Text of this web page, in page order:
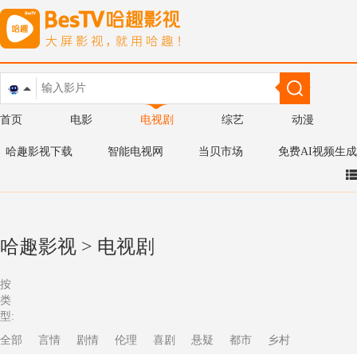
首页 电影 电视剧 综艺 动漫
哈趣影视下载 智能电视网 当贝市场 免费AI视频生成
哈趣影视 > 电视剧
按
类
型:
全部
言情 剧情 伦理 喜剧 悬疑 都市
乡村